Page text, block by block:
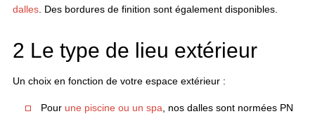
dalles. Des bordures de finition sont également disponibles.
2 Le type de lieu extérieur
Un choix en fonction de votre espace extérieur :
Pour une piscine ou un spa , nos dalles sont normées PN